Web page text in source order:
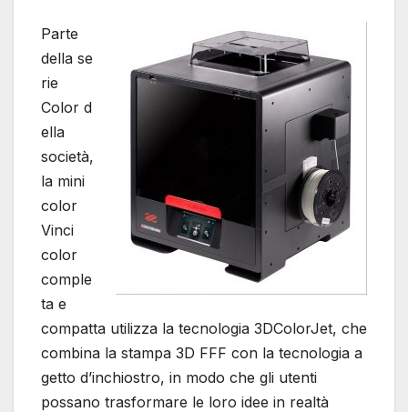
Parte
della se
rie
Color d
ella
società,
la mini
color
Vinci
color
comple
ta e
compatta utilizza la tecnologia 3DColorJet, che
combina la stampa 3D FFF con la tecnologia a
getto d’inchiostro, in modo che gli utenti
possano trasformare le loro idee in realtà